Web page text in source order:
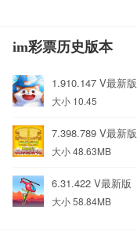
im彩票历史版本
1.910.147 V最新版
大小 10.45
7.398.789 V最新版
大小 48.63MB
6.31.422 V最新版
大小 58.84MB